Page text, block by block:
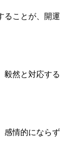
ることが、開運
毅然と対応する
感情的にならず